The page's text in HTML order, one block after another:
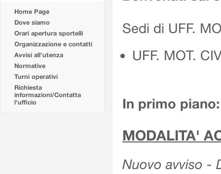
Home Page
Dove siamo
Orari apertura sportelli
Organizzazione e contatti
Avvisi all'utenza
Normative
Turni operativi
Richiesta
informazioni/Contatta
l'ufficio
Sedi di UFF.
UFF. MOT.
In primo piano:
MODALITA'
Nuovo avviso -